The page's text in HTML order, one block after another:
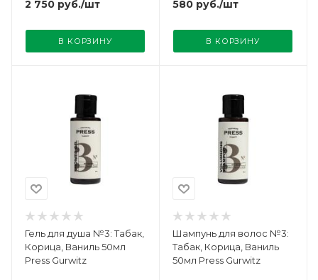
2 750 руб./шт
В КОРЗИНУ
580 руб./шт
В КОРЗИНУ
Гель для душа №3: Табак,
Корица, Ваниль 50мл
Press Gurwitz
Шампунь для волос №3:
Табак, Корица, Ваниль
50мл Press Gurwitz